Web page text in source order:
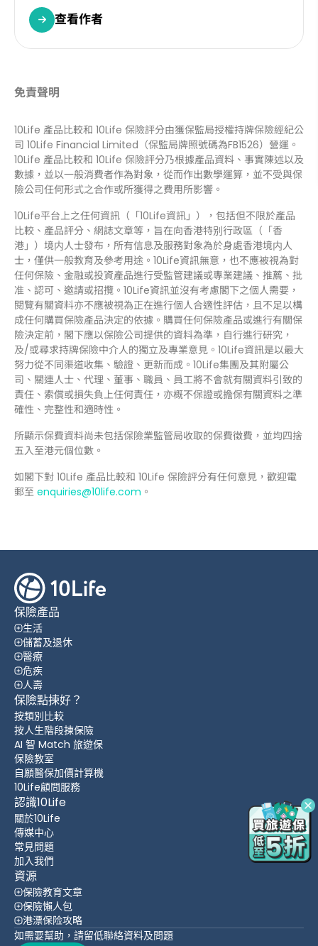
查看作者
免責聲明
10Life 產品比較和 10Life 保險評分由獲保監局授權持牌保險經紀公
司 10Life Financial Limited（保監局牌照號碼為FB1526）營運。
10Life 產品比較和 10Life 保險評分乃根據產品資料、事實陳述以及
數據，並以一般消費者作為對象，從而作出數學運算，並不受與保
險公司任何形式之合作或所獲得之費用所影響。
10Life平台上之任何資訊（「10Life資訊」），包括但不限於產品
比較、產品評分、網誌文章等，旨在向香港特别行政區（「香
港」）境内人士發布，所有信息及服務對象為於身處香港境内人
士，僅供一般教育及參考用途。10Life資訊無意，也不應被視為對
任何保險、金融或投資產品進行受監管建議或專業建議、推薦、批
准、認可、邀請或招攬。10Life資訊並沒有考慮閣下之個人需要，
閱覽有關資料亦不應被視為正在進行個人合適性評估，且不足以構
成任何購買保險產品決定的依據。購買任何保險產品或進行有關保
險決定前，閣下應以保險公司提供的資料為準，自行進行研究，
及/或尋求持牌保險中介人的獨立及專業意見。10Life資訊是以最大
努力從不同渠道收集、驗證、更新而成。10Life集團及其附屬公
司、關連人士、代理、董事、職員、員工將不會就有關資料引致的
責任、索償或損失負上任何責任，亦概不保證或擔保有關資料之準
確性、完整性和適時性。
所顯示保費資料尚未包括保險業監管局收取的保費徵費，並均四捨
五入至港元個位數。
如閣下對 10Life 產品比較和 10Life 保險評分有任何意見，歡迎電
郵至 enquiries@10life.com 。
保險產品
生活
儲蓄及退休
醫療
危疾
人壽
保險點揀好？
按類別比較
按人生階段揀保險
AI 智 Match 旅遊保
保險教室
自願醫保加價計算機
10Life顧問服務
認識10Life
關於10Life
傳媒中心
常見問題
加入我們
資源
保險教育文章
保險懶人包
港漂保险攻略
如需要幫助，請留低聯絡資料及問題